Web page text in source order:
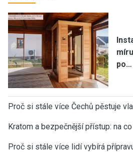
po…
Proč si stále více Čechů pěstuje
Kratom a bezpečnější přístup: na
Proč si stále více lidí vybírá